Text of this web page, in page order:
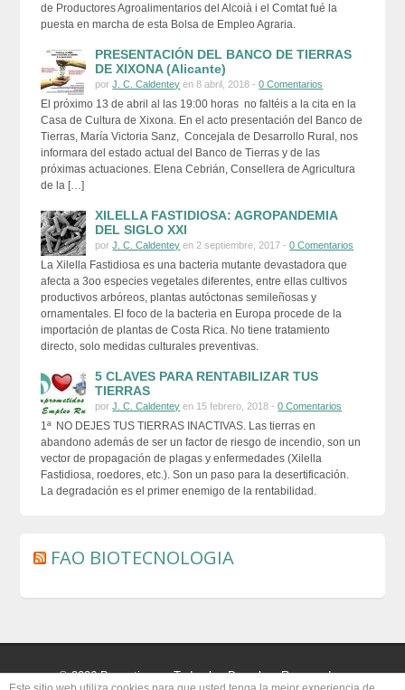
de Productores Agroalimentarios del Alcoià i el Comtat fué la
puesta en marcha de esta Bolsa de Empleo Agraria.
PRESENTACIÓN DEL BANCO DE TIERRAS
DE XIXONA (Alicante)
porJ. C. Caldentey en 8 abril, 2018 -0 Comentarios
El próximo 13 de abril al las 19:00 horas no faltéis a la cita en la
Casa de Cultura de Xixona. En el acto presentación del Banco de
Tierras, María Victoria Sanz, Concejala de Desarrollo Rural, nos
informara del estado actual del Banco de Tierras y de las
próximas actuaciones. Elena Cebrián, Consellera de Agricultura
de la […]
XILELLA FASTIDIOSA: AGROPANDEMIA
DEL SIGLO XXI
porJ. C. Caldentey en 2 septiembre, 2017 -0 Comentarios
La Xilella Fastidiosa es una bacteria mutante devastadora que
afecta a 3oo especies vegetales diferentes, entre ellas cultivos
productivos arbóreos, plantas autóctonas semileñosas y
ornamentales. El foco de la bacteria en Europa procede de la
importación de plantas de Costa Rica. No tiene tratamiento
directo, solo medidas culturales preventivas.
5 CLAVES PARA RENTABILIZAR TUS
TIERRAS
porJ. C. Caldentey en 15 febrero, 2018 -0 Comentarios
1ª NO DEJES TUS TIERRAS INACTIVAS. Las tierras en
abandono además de ser un factor de riesgo de incendio, son un
vector de propagación de plagas y enfermedades (Xilella
Fastidiosa, roedores, etc.). Son un paso para la desertificación.
La degradación es el primer enemigo de la rentabilidad.
FAO BIOTECNOLOGIA
© 2026 Buscatierras. Todos los Derechos Reservados.